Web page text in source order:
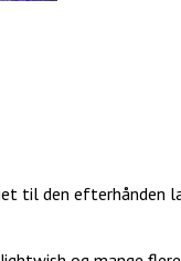
til den efterhånden